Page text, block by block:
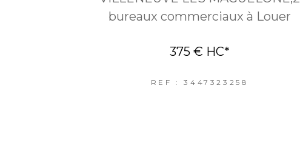
bureaux commerciaux à Louer
375 € HC*
REF : 3447323258